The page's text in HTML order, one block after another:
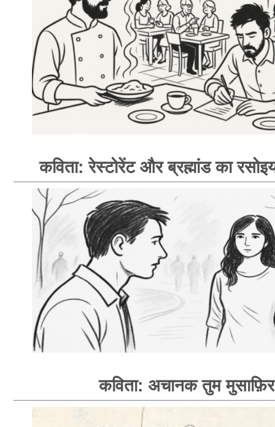
कविता: रेस्टोरेंट और ब्रह्मांड का
कविता: अचानक तुम मुसाफ़िर